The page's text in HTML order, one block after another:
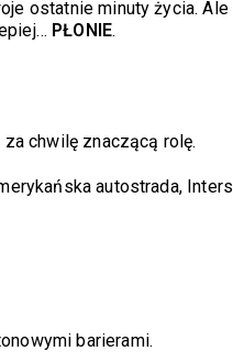
ostatnie minuty życia.
PŁONIE.
za chwilę znaczącą rolę.
autostrada,
barierami.